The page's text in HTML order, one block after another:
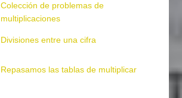
Colección de problemas de
multiplicaciones
Divisiones entre una cifra
Repasamos las tablas de multiplicar